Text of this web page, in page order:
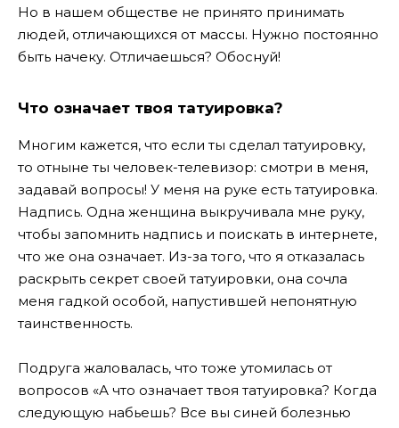
Но в нашем обществе не принято принимать
людей, отличающихся от массы. Нужно постоянно
быть начеку. Отличаешься? Обоснуй!
Что означает твоя татуировка?
Многим кажется, что если ты сделал татуировку,
то отныне ты человек-телевизор: смотри в меня,
задавай вопросы! У меня на руке есть татуировка.
Надпись. Одна женщина выкручивала мне руку,
чтобы запомнить надпись и поискать в интернете,
что же она означает. Из-за того, что я отказалась
раскрыть секрет своей татуировки, она сочла
меня гадкой особой, напустившей непонятную
таинственность.
Подруга жаловалась, что тоже утомилась от
вопросов «А что означает твоя татуировка? Когда
следующую набьешь? Все вы синей болезнью